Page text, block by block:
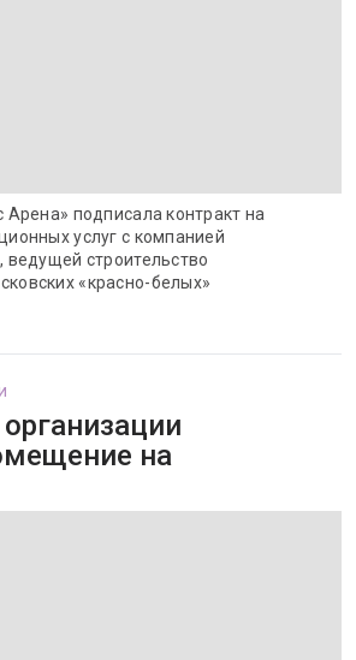
Арена» подписала контракт на
услуг с компанией
ведущей строительство
«красно-белых»
на